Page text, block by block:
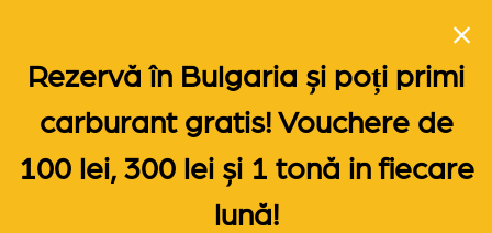
Rezervă în Bulgaria și poți primi
carburant gratis! Vouchere de
100 lei, 300 lei și 1 tonă in fiecare
lună!